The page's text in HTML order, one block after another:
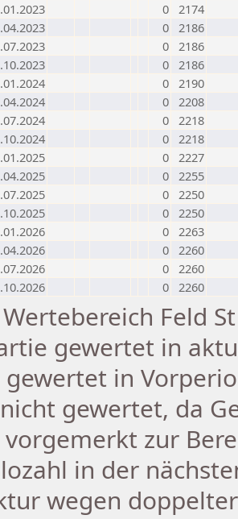
0 2174
0 2186
0 2186
0 2186
0 2190
0 2208
0 2218
0 2218
0 2227
0 2255
0 2250
0 2250
0 2263
0 2260
0 2260
0 2260
Wertebereich Feld
gewertet in
gewertet in
gewertet, da
vorgemerkt zur
in der
wegen